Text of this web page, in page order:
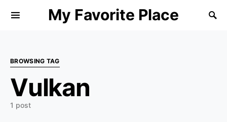
My Favorite Place
Search for:
BROWSING TAG
Vulkan
1 post